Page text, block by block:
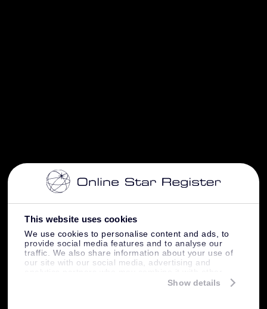
This website uses cookies
We use cookies to personalise content and ads, to
provide social media features and to analyse our
traffic. We also share information about your use of
our site with our social media, advertising and
information that you’ve provided to them or that
Show details